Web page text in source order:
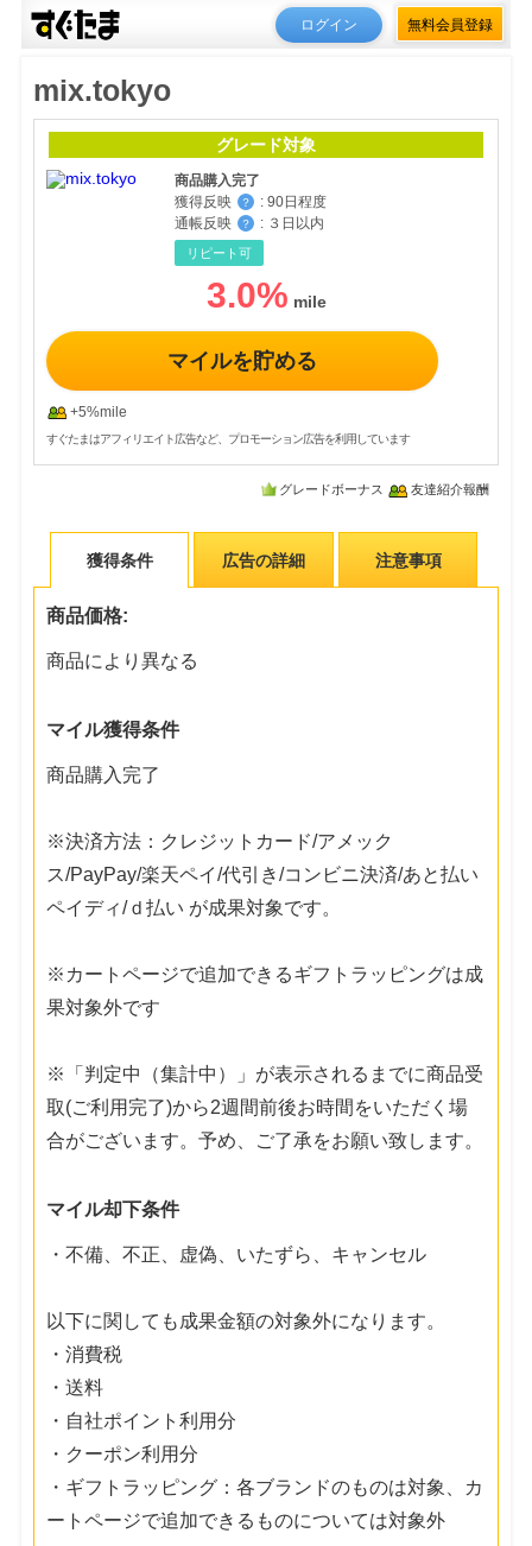
ログイン 無料会員登録
mix.tokyo
グレード対象
商品購入完了
獲得反映
？ : 90日程度
通帳反映
？ : ３日以内
リピート可
3.0%
マイルを貯める
+5%mile
すぐたまはアフィリエイト広告など、プロモーション広告を利用しています
グレードボーナス 友達紹介報酬
獲得条件 広告の詳細 注意事項
商品価格:
商品により異なる
マイル獲得条件
商品購入完了
※決済方法：クレジットカード/アメック
ス/PayPay/楽天ペイ/代引き/コンビニ決済/あと払い
ペイディ/ｄ払い が成果対象です。
※カートページで追加できるギフトラッピングは成
果対象外です
※「判定中（集計中）」が表示されるまでに商品受
取(ご利用完了)から2週間前後お時間をいただく場
合がございます。予め、ご了承をお願い致します。
マイル却下条件
・不備、不正、虚偽、いたずら、キャンセル
以下に関しても成果金額の対象外になります。
・消費税
・送料
・自社ポイント利用分
・クーポン利用分
・ギフトラッピング：各ブランドのものは対象、カ
ートページで追加できるものについては対象外